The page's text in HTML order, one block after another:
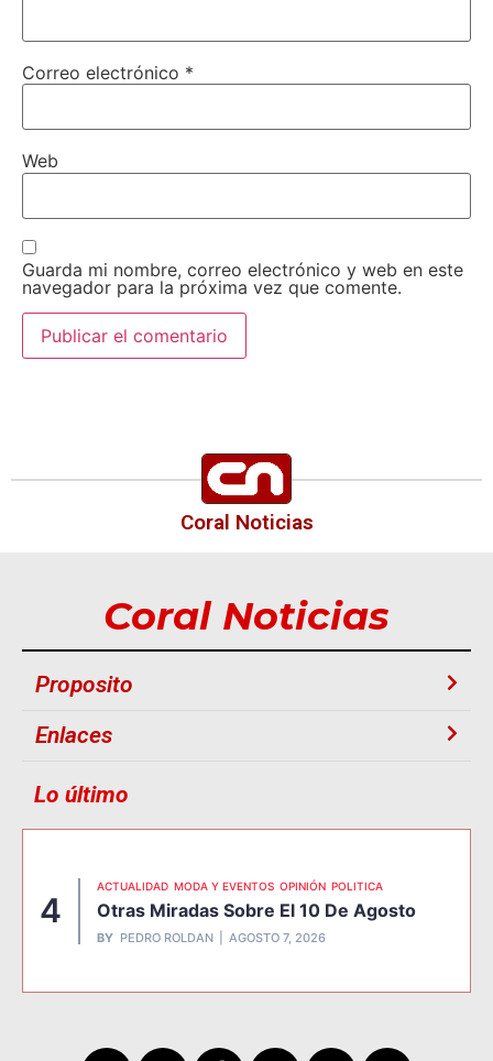
Correo electrónico *
Web
Guarda mi nombre, correo electrónico y web en este
navegador para la próxima vez que comente.
Coral Noticias
Coral Noticias
Proposito
Enlaces
Lo último
4
ACTUALIDAD MODA Y EVENTOS OPINIÓN POLITICA
Otras Miradas Sobre El 10 De Agosto
BY PEDRO ROLDAN AGOSTO 7, 2026